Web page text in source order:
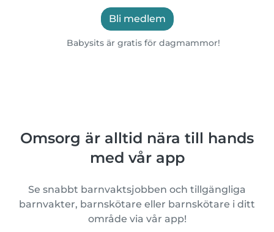
Bli medlem
Babysits är gratis för dagmammor!
Omsorg är alltid nära till hands
med vår app
Se snabbt barnvaktsjobben och tillgängliga
barnvakter, barnskötare eller barnskötare i ditt
område via vår app!